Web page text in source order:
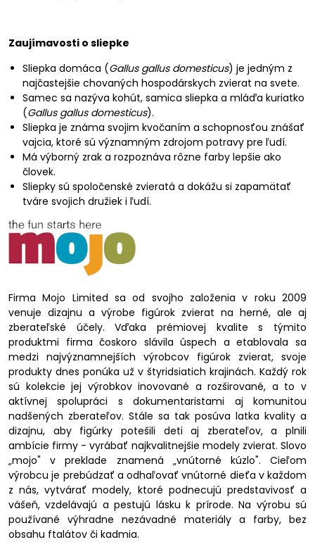
Zaujímavosti o sliepke
Sliepka domáca (Gallus gallus domesticus) je jedným z
najčastejšie chovaných hospodárskych zvierat na svete.
Samec sa nazýva kohút, samica sliepka a mláďa kuriatko
(Gallus gallus domesticus).
Sliepka je známa svojim kvočaním a schopnosťou znášať
vajcia, ktoré sú významným zdrojom potravy pre ľudí.
Má výborný zrak a rozpoznáva rôzne farby lepšie ako
človek.
Sliepky sú spoločenské zvieratá a dokážu si zapamätať
tváre svojich družiek i ľudí.
Firma Mojo Limited sa od svojho založenia v roku 2009
venuje dizajnu a výrobe figúrok zvierat na herné, ale aj
zberateľské účely. Vďaka prémiovej kvalite s týmito
produktmi firma čoskoro slávila úspech a etablovala sa
medzi najvýznamnejších výrobcov figúrok zvierat, svoje
produkty dnes ponúka už v štyridsiatich krajinách. Každý rok
sú kolekcie jej výrobkov inovované a rozširované, a to v
aktívnej spolupráci s dokumentaristami aj komunitou
nadšených zberateľov. Stále sa tak posúva latka kvality a
dizajnu, aby figúrky potešili deti aj zberateľov, a plnili
ambície firmy - vyrábať najkvalitnejšie modely zvierat. Slovo
„mojo" v preklade znamená „vnútorné kúzlo". Cieľom
výrobcu je prebúdzať a odhaľovať vnútorné dieťa v každom
z nás, vytvárať modely, ktoré podnecujú predstavivosť a
vášeň, vzdelávajú a pestujú lásku k prírode. Na výrobu sú
používané výhradne nezávadné materiály a farby, bez
obsahu ftalátov či kadmia.